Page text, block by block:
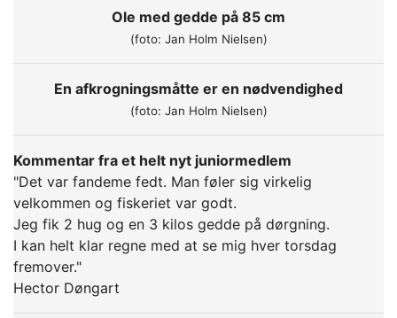
Ole med gedde på 85 cm
(foto: Jan Holm Nielsen)
En afkrogningsmåtte er en nødvendighed
(foto: Jan Holm Nielsen)
Kommentar fra et helt nyt juniormedlem
"Det var fandeme fedt. Man føler sig virkelig
velkommen og fiskeriet var godt.
Jeg fik 2 hug og en 3 kilos gedde på dørgning.
I kan helt klar regne med at se mig hver torsdag
fremover."
Hector Døngart